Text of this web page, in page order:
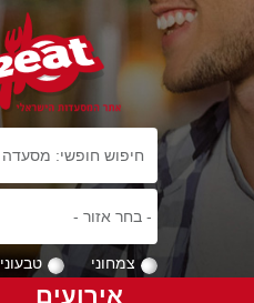
צמחוני טבעוני
אירועים